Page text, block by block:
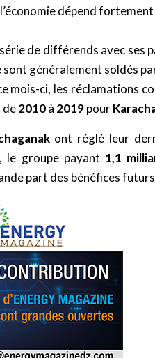
dépend
de différends avec ses
généralement soldés
mois-ci, les réclamations
de2010à 2019pour
ont réglé leur
le groupe payant 1,1
part des bénéfices